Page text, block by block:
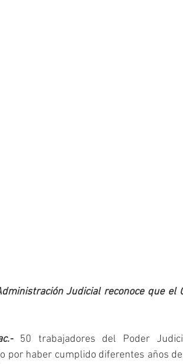
Judicial reconoce que el
50 trabajadores del Poder
por haber cumplido diferentes años